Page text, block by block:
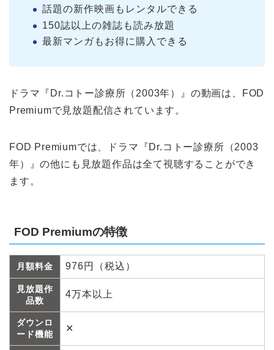
話題の新作映画もレンタルできる
150誌以上の雑誌も読み放題
最新マンガもお得に購入できる
ドラマ『Dr.コトー診療所（2003年）』の動画は、FOD
Premiumで見放題配信されています。
FOD Premiumでは、ドラマ『Dr.コトー診療所（2003
年）』の他にも見放題作品は全て視聴することができ
ます。
FOD Premiumの特徴
月額料金 976円（税込）
見放題作
品数
4万本以上
ダウンロ
ード機能
✕